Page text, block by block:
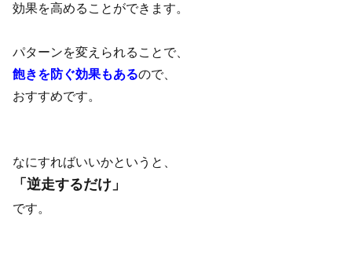
効果を高めることができます。
パターンを変えられることで、
飽きを防ぐ効果もあるので、
おすすめです。
なにすればいいかというと、
「逆走するだけ」
です。